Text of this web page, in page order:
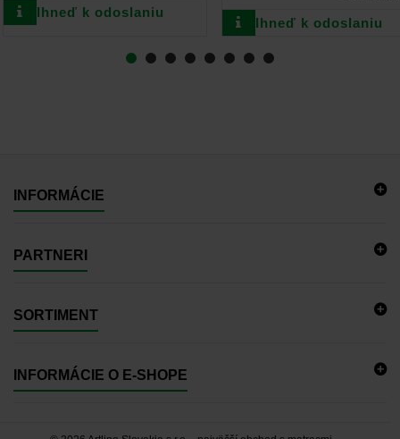
Ihneď k odoslaniu
Ihneď k odoslaniu
INFORMÁCIE
PARTNERI
SORTIMENT
INFORMÁCIE O E-SHOPE